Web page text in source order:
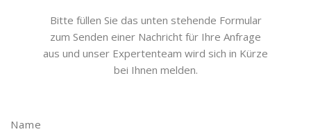
Bitte füllen Sie das unten stehende Formular
zum Senden einer Nachricht für Ihre Anfrage
aus und unser Expertenteam wird sich in Kürze
bei Ihnen melden.